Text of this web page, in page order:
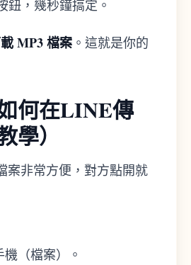
鈕，幾秒鐘搞定。
MP3 檔案 。這就是你的
何在LINE傳
學）
案非常方便，對方點開就
（檔案）。